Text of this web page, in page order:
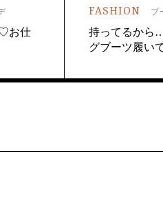
♡お仕
FASHION ブ
持ってるから
グブーツ履い